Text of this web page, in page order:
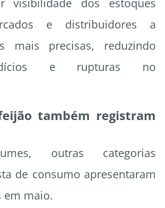
visibilidade dos estoques
e distribuidores a
mais precisas, reduzindo
e rupturas no
também registram
outras categorias
de consumo apresentaram
em maio.